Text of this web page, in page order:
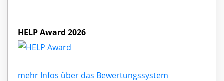
HELP Award 2026
mehr Infos über das Bewertungssystem